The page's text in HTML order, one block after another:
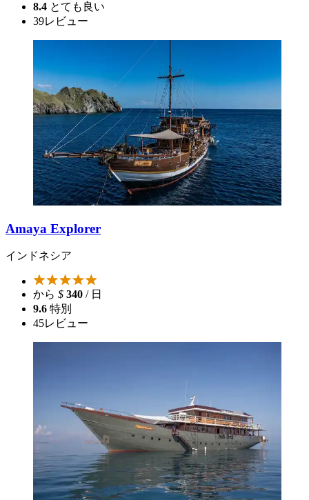
8.4 とても良い
39レビュー
Amaya Explorer
インドネシア
から $ 340 / 日
9.6 特別
45レビュー